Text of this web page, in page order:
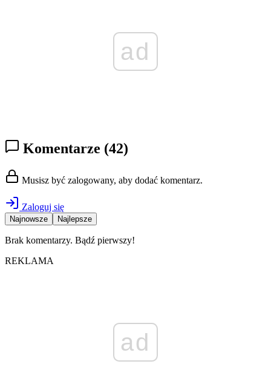
ad
Komentarze (42)
Musisz być zalogowany, aby dodać komentarz.
Zaloguj się
Najnowsze Najlepsze
Brak komentarzy. Bądź pierwszy!
REKLAMA
ad